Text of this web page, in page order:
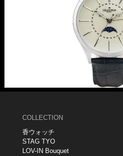
COLLECTION
香ウォッチ
STAG TYO
LOV-IN Bouquet